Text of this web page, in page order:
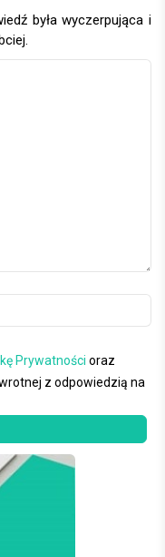
była wyczerpująca i
Prywatności oraz
z odpowiedzią na